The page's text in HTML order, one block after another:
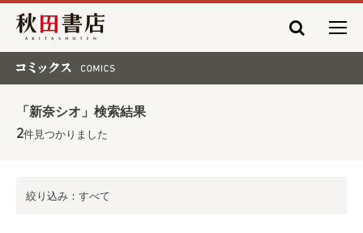
秋田書店
「新奈シオ」検索結果
2件見つかりました
絞り込み：すべて